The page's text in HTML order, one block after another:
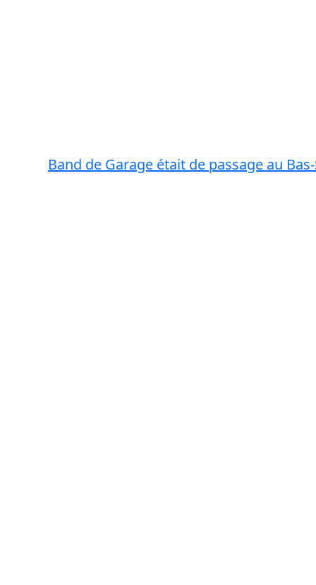
Band de Garage était de passage au